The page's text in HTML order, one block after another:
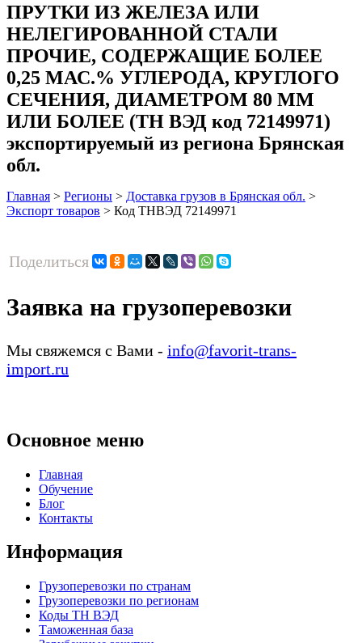
ПРУТКИ ИЗ ЖЕЛЕЗА ИЛИ
НЕЛЕГИРОВАННОЙ СТАЛИ
ПРОЧИЕ, СОДЕРЖАЩИЕ БОЛЕЕ
0,25 МАС.% УГЛЕРОДА, КРУГЛОГО
СЕЧЕНИЯ, ДИАМЕТРОМ 80 ММ
ИЛИ БОЛЕЕ (ТН ВЭД код 72149971)
экспортируемый из региона Брянская
обл.
Главная > Регионы > Доставка грузов в Брянская обл. >
Экспорт товаров > Код ТНВЭД 72149971
Поделиться
Заявка на грузоперевозки
Мы свяжемся с Вами - info@favorit-trans-
import.ru
Основное меню
Главная
Обучение
Блог
Контакты
Информация
Грузоперевозки по странам
Грузоперевозки по регионам
Коды ТН ВЭД
Таможенная база